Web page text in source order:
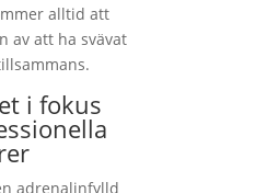
alltid att
av att ha svävat
i fokus
adrenalinfylld